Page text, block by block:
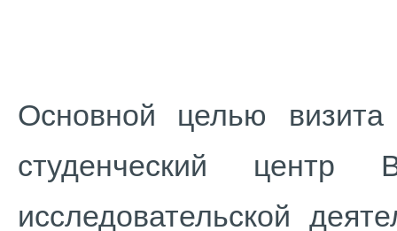
Основной целью визита
студенческий
исследовательской